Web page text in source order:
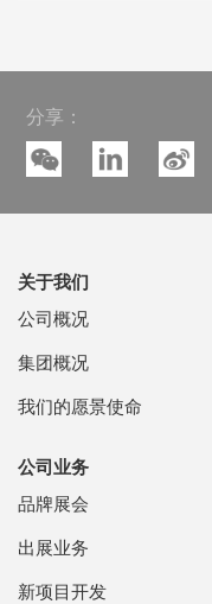
分享：
关于我们
公司概况
集团概况
我们的愿景使命
公司业务
品牌展会
出展业务
新项目开发